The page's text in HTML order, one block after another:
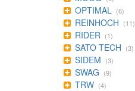
OPTIMAL (6)
REINHOCH (11)
RIDER (1)
SATO TECH (3)
SIDEM (3)
SWAG (9)
TRW (4)